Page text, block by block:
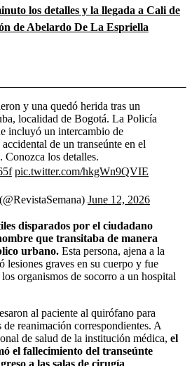
los detalles y la llegada a Cali de
de Abelardo De La Espriella
y una quedó herida tras un
localidad de Bogotá. La Policía
incluyó un intercambio de
de un transeúnte en el
Conozca los detalles.
pic.twitter.com/hkgWn9QVIE
June 12, 2026
disparados por el ciudadano
que transitaba de manera
urbano. Esta persona, ajena a la
graves en su cuerpo y fue
organismos de socorro a un hospital
al paciente al quirófano para
reanimación correspondientes. A
de salud de la institución médica, el
el fallecimiento del transeúnte